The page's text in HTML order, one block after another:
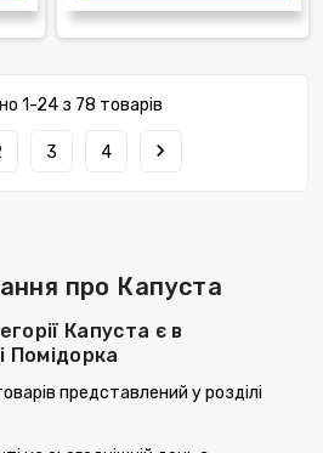
1-24 з 78 товарів
3 4 navigate_next
про Капуста
Капуста є в
Помідорка
представлений у розділі